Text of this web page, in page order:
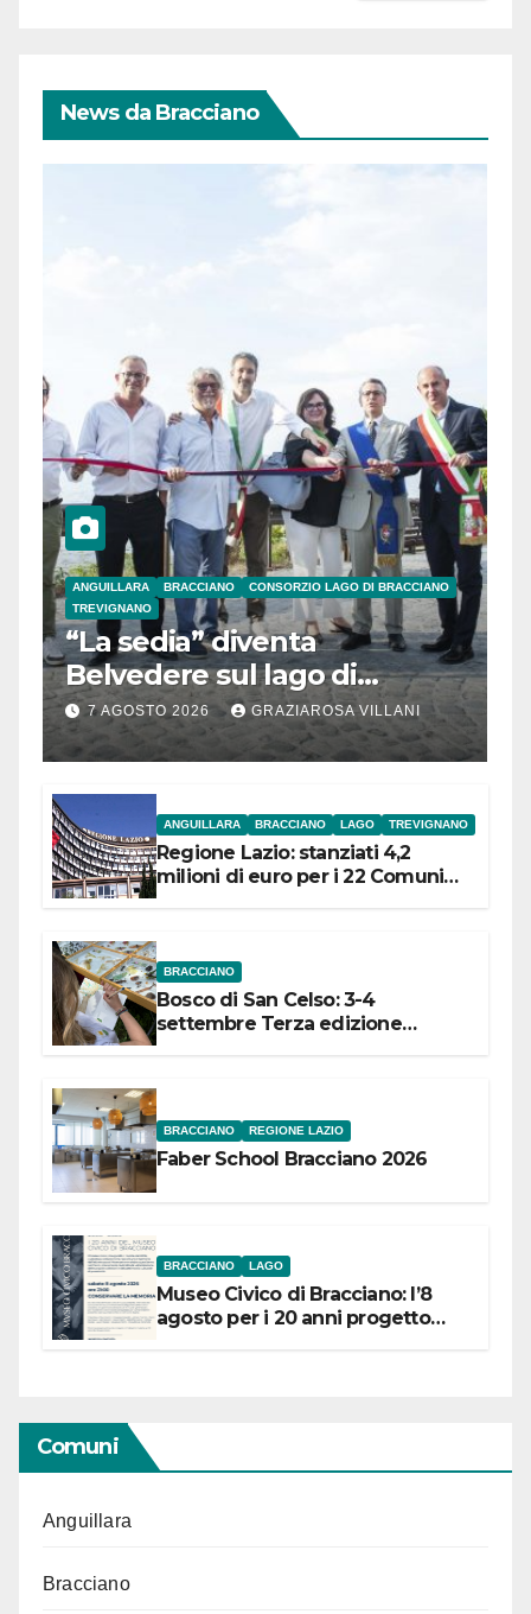
News da Bracciano
ANGUILLARA BRACCIANO
CONSORZIO LAGO DI BRACCIANO
TREVIGNANO
“La sedia” diventa
Belvedere sul lago di
Bracciano: ieri
l’inaugurazione
7 AGOSTO 2026 GRAZIAROSA VILLANI
ANGUILLARA BRACCIANO LAGO TREVIGNANO
Regione Lazio: stanziati 4,2
milioni di euro per i 22 Comuni
BRACCIANO
Bosco di San Celso: 3-4
settembre Terza edizione
BRACCIANO REGIONE LAZIO
Faber School Bracciano 2026
BRACCIANO LAGO
Museo Civico di Bracciano: l’8
agosto per i 20 anni progetto
Comuni
Anguillara
Bracciano